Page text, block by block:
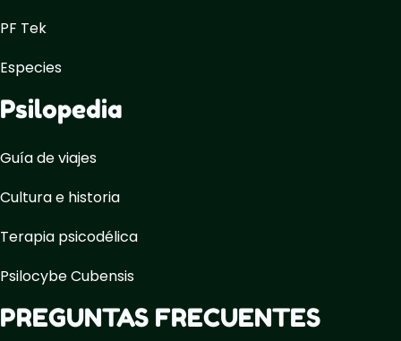
PF Tek
Especies
Psilopedia
Guía de viajes
Cultura e historia
Terapia psicodélica
Psilocybe Cubensis
PREGUNTAS FRECUENTES